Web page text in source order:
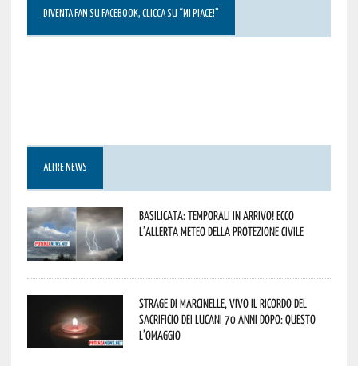
DIVENTA FAN SU FACEBOOK, CLICCA SU “MI PIACE!”
ALTRE NEWS
Basilicata: temporali in arrivo! Ecco
l’allerta meteo della Protezione civile
Strage di Marcinelle, vivo il ricordo del
sacrificio dei lucani 70 anni dopo: questo
l’omaggio